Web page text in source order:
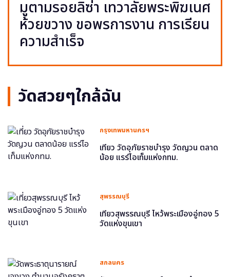
มูตามรอยลิซ่า เทวาลัยพระพิฆเนศ
ห้วยขวาง ขอพรการงาน การเรียน
ความสำเร็จ
วัดสวยๆใกล้ฉัน
กรุงเทพมหานครฯ
เที่ยว วัดอุภัยราชบำรุง วัดญวน ตลาด
น้อย แรร์ไอเท็มแห่งกทม.
สุพรรณบุรี
เที่ยวสุพรรณบุรี ไหว้พระเมืองอู่ทอง 5
วัดแห่งขุนเขา
สกลนคร